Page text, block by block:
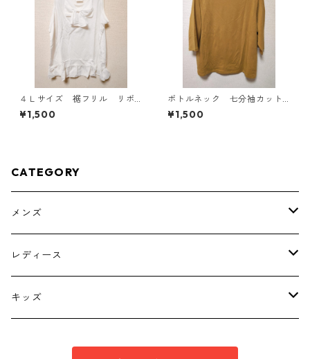
４Ｌサイズ 裾フリル リボ
ン付きタンクトップ オフホ
ワイト KAE-4780
¥1,500
ボトルネック 七分袖カット
ソー ４Ｌ マスタード KA
E-4817
¥1,500
CATEGORY
メンズ
トップス
ボトムス
レディース
トップス
キッズ